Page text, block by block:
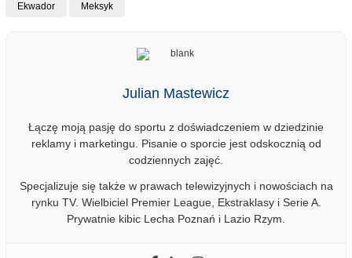
Ekwador Meksyk
Julian Mastewicz
Łączę moją pasję do sportu z doświadczeniem w dziedzinie
reklamy i marketingu. Pisanie o sporcie jest odskocznią od
codziennych zajęć.
Specjalizuje się także w prawach telewizyjnych i nowościach na
rynku TV. Wielbiciel Premier League, Ekstraklasy i Serie A.
Prywatnie kibic Lecha Poznań i Lazio Rzym.